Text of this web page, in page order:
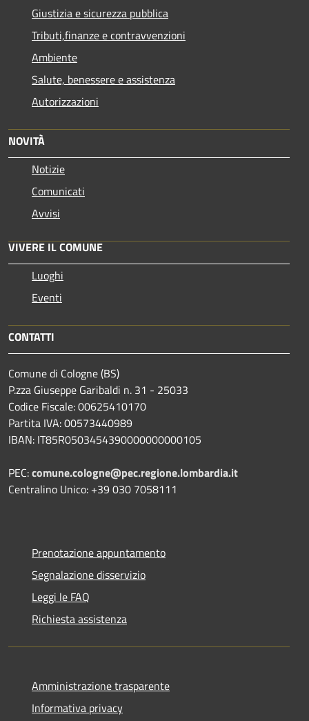
Giustizia e sicurezza pubblica
Tributi,finanze e contravvenzioni
Ambiente
Salute, benessere e assistenza
Autorizzazioni
NOVITÀ
Notizie
Comunicati
Avvisi
VIVERE IL COMUNE
Luoghi
Eventi
CONTATTI
Comune di Cologne (BS)
P.zza Giuseppe Garibaldi n. 31 - 25033
Codice Fiscale: 00625410170
Partita IVA: 00573440989
IBAN: IT85R0503454390000000000105
PEC:comune.cologne@pec.regione.lombardia.it
Centralino Unico: +39 030 7058111
Prenotazione appuntamento
Segnalazione disservizio
Leggi le FAQ
Richiesta assistenza
Amministrazione trasparente
Informativa privacy